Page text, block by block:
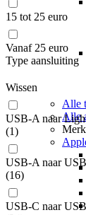
Alle
Alle
15 tot 25 euro
Vanaf 25 euro
Type aansluiting
Wissen
USB-A naar
(1)
USB-A naar
(16)
USB-C naar